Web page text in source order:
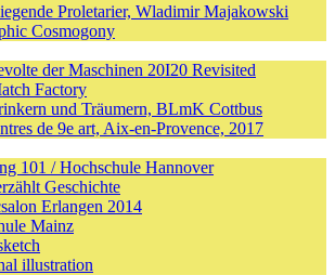
Proletarier, Wladimir Majakowski
Cosmogony
der Maschinen 20I20 Revisited
Factory
und Träumern, BLmK Cottbus
de 9e art, Aix-en-Provence, 2017
101 / Hochschule Hannover
Geschichte
Erlangen 2014
Mainz
illustration